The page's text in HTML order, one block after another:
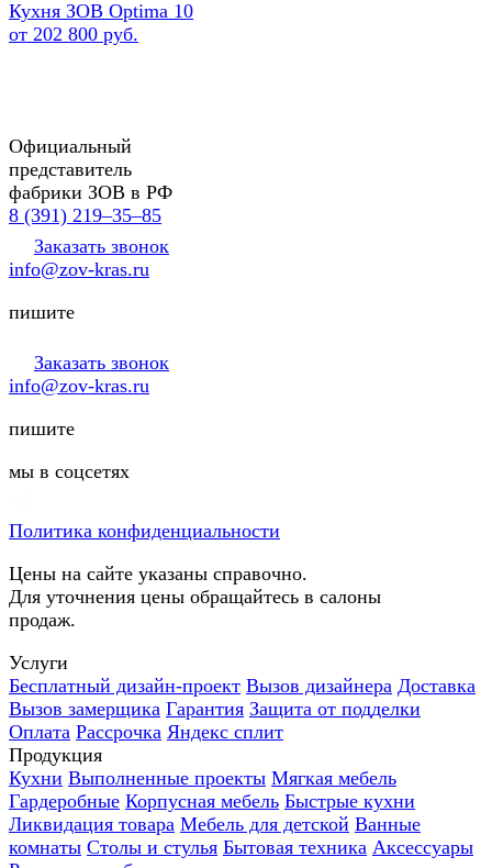
Кухня ЗОВ Optima 10
от 202 800 руб.
Официальный
представитель
фабрики ЗОВ в РФ
8 (391) 219‒35‒85
Заказать звонок
info@zov-kras.ru
пишите
Заказать звонок
info@zov-kras.ru
пишите
мы в соцсетях
Политика конфиденциальности
Цены на сайте указаны справочно.
Для уточнения цены обращайтесь в салоны
продаж.
Услуги
Бесплатный дизайн-проект Вызов дизайнера Доставка
Вызов замерщика Гарантия Защита от подделки
Оплата Рассрочка Яндекс сплит
Продукция
Кухни Выполненные проекты Мягкая мебель
Гардеробные Корпусная мебель Быстрые кухни
Ликвидация товара Мебель для детской Ванные
комнаты Столы и стулья Бытовая техника Аксессуары